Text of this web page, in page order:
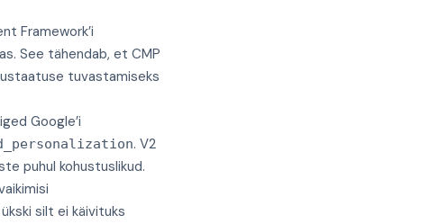
Framework’i
See tähendab, et CMP
tuvastamiseks
Google’i
. V2
puhul kohustuslikud.
silt ei käivituks